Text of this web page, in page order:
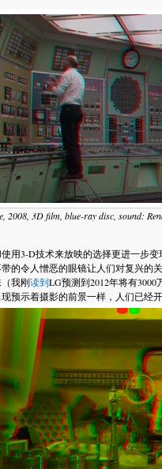
2008, 3D film, blue-ray disc, sound:
用3-D技术来放映的选择更进一步
的令人憎恶的眼镜让人们对复兴的
我刚读到LG预测到2012年将有
预示着摄影的前景一样，人们已经